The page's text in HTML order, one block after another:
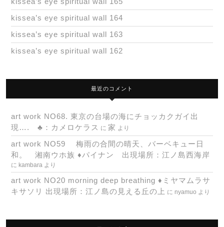
kissea’s eye spiritual wall 164
kissea’s eye spiritual wall 163
kissea’s eye spiritual wall 162
最近のコメント
art work NO68. 東京の台場の海にチョッカクガイ出
現…. ♣：カメロケラス に 家 より
art work NO59 梅雨の合間の晴天、バーベキュー日
和。 湘南ウホ族 ♦パイナン 出現場所：江ノ島西海岸
に kambara より
art work NO20 morning deep breathing ♦ミヤマムラサ
キサソリ 出現場所：江ノ島の見える丘の上 に nyamuo より